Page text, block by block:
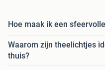
Hoe maak ik een
Waarom zijn theelichtjes
thuis?